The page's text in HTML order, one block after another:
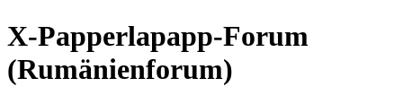
X-Papperlapapp-Forum
(Rumänienforum)